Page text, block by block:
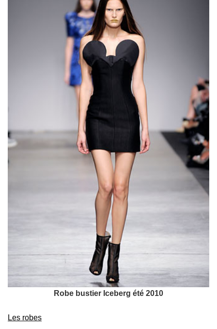
Robe bustier Iceberg été 2010
Les robes